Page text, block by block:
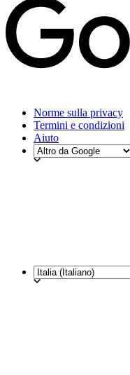
Norme sulla privacy
Termini e condizioni
Aiuto